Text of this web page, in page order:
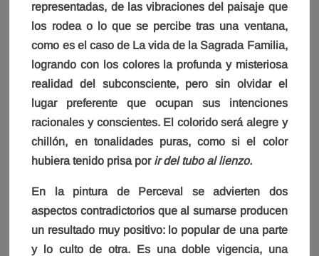
representadas, de las vibraciones del paisaje que
los rodea o lo que se percibe tras una ventana,
como es el caso de La vida de la Sagrada Familia,
logrando con los colores la profunda y misteriosa
realidad del subconsciente, pero sin olvidar el
lugar preferente que ocupan sus intenciones
racionales y conscientes. El colorido será alegre y
chillón, en tonalidades puras, como si el color
hubiera tenido prisa por ir del tubo al lienzo.
En la pintura de Perceval se advierten dos
aspectos contradictorios que al sumarse producen
un resultado muy positivo: lo popular de una parte
y lo culto de otra. Es una doble vigencia, una